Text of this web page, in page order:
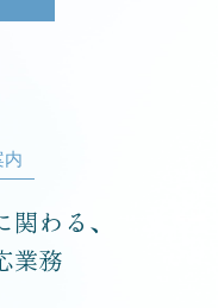
内
わる、
業務